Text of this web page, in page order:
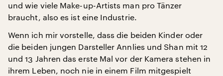
und wie viele Make-up-Artists man pro Tänzer
braucht, also es ist eine Industrie.
Wenn ich mir vorstelle, dass die beiden Kinder oder
die beiden jungen Darsteller Annlies und Shan mit 12
und 13 Jahren das erste Mal vor der Kamera stehen in
ihrem Leben, noch nie in einem Film mitgespielt